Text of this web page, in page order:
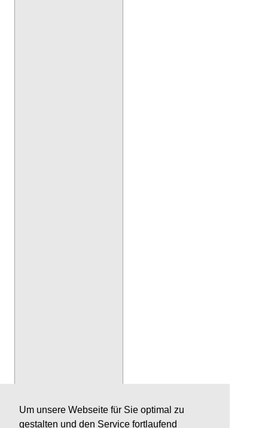
Um unsere Webseite für Sie optimal zu
gestalten und den Service fortlaufend